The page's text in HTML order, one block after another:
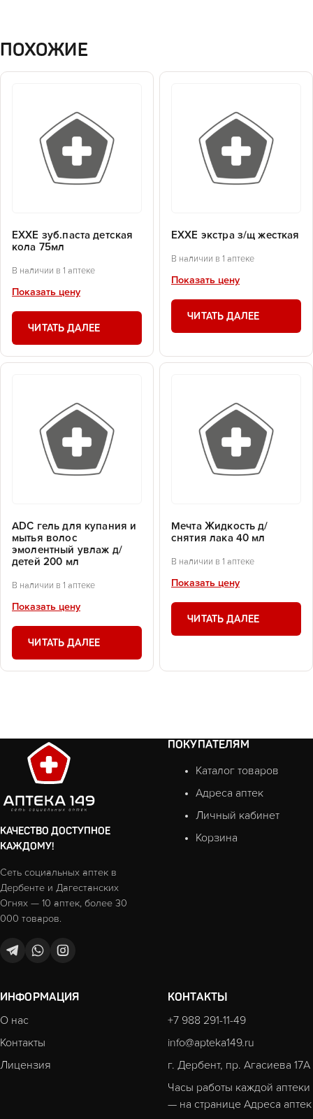
ПОХОЖИЕ
EXXE зуб.паста детская
кола 75мл
В наличии в 1 аптеке
Показать цену
ЧИТАТЬ ДАЛЕЕ
EXXE экстра з/щ жесткая
В наличии в 1 аптеке
Показать цену
ЧИТАТЬ ДАЛЕЕ
ADC гель для купания и
мытья волос
эмолентный увлаж д/
детей 200 мл
В наличии в 1 аптеке
Показать цену
ЧИТАТЬ ДАЛЕЕ
Мечта Жидкость д/
снятия лака 40 мл
В наличии в 1 аптеке
Показать цену
ЧИТАТЬ ДАЛЕЕ
КАЧЕСТВО ДОСТУПНОЕ
КАЖДОМУ!
Сеть социальных аптек в
Дербенте и Дагестанских
Огнях — 10 аптек, более 30
000 товаров.
ПОКУПАТЕЛЯМ
Каталог товаров
Адреса аптек
Личный кабинет
Корзина
ИНФОРМАЦИЯ
О нас
Контакты
Лицензия
КОНТАКТЫ
+7 988 291-11-49
info@apteka149.ru
г. Дербент, пр. Агасиева 17А
Часы работы каждой аптеки
— на странице Адреса аптек